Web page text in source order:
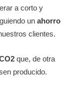
a corto y
un ahorro
clientes.
que, de otra
producido.